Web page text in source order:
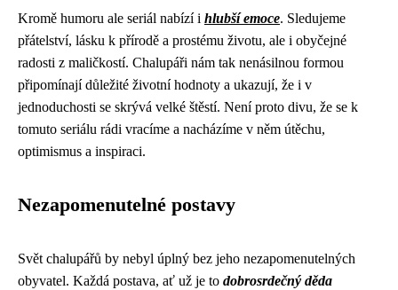
Kromě humoru ale seriál nabízí i hlubší emoce. Sledujeme
přátelství, lásku k přírodě a prostému životu, ale i obyčejné
radosti z maličkostí. Chalupáři nám tak nenásilnou formou
připomínají důležité životní hodnoty a ukazují, že i v
jednoduchosti se skrývá velké štěstí. Není proto divu, že se k
tomuto seriálu rádi vracíme a nacházíme v něm útěchu,
optimismus a inspiraci.
Nezapomenutelné postavy
Svět chalupářů by nebyl úplný bez jeho nezapomenutelných
obyvatel. Každá postava, ať už je to dobrosrdečný děda